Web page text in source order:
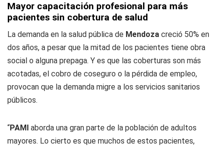
Mayor capacitación profesional para más
pacientes sin cobertura de salud
La demanda en la salud pública de Mendoza creció 50% en
dos años, a pesar que la mitad de los pacientes tiene obra
social o alguna prepaga. Y es que las coberturas son más
acotadas, el cobro de coseguro o la pérdida de empleo,
provocan que la demanda migre a los servicios sanitarios
públicos.
“PAMI aborda una gran parte de la población de adultos
mayores. Lo cierto es que muchos de estos pacientes,